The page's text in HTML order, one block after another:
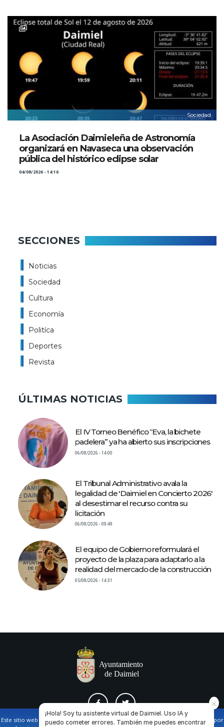
Sociedad
La Asociación Daimieleña de Astronomía
organizará en Navaseca una observación
pública del histórico eclipse solar
04/08/2026 - 14:16
SECCIONES
Noticias
Sociedad
Cultura
Economía
Politíca
Deportes
Revista
ÚLTIMAS NOTICIAS
El IV Torneo Benéfico “Eva, la bichete
padelera” ya ha abierto sus inscripciones
06/08/2026 - 14:00
El Tribunal Administrativo avala la
legalidad de 'Daimiel en Concierto 2026'
al desestimar el recurso contra su
licitación
06/08/2026 - 09:49
El equipo de Gobierno reformulará el
proyecto de la plaza para adaptarlo a la
realidad del mercado de la construcción
05/08/2026 - 14:31
Este sitio web utiliza cookies propias y de terceros para facilitar la navegación por
¡Hola! Soy tu asistente virtual de Daimiel. Uso IA y
puedo cometer errores. También me puedes encontrar